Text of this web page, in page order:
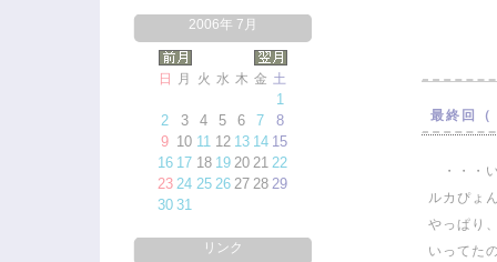
2006年 7月
日 月 火 水 木 金 土
1
2
3 4 5 6 7
8
9 10 11 12 13 14 15
16 17 18 19 20 21 22
23 24 25 26 27 28 29
30 31
リンク
最終回
・・・
ルカぴょ
やっぱり
いってた